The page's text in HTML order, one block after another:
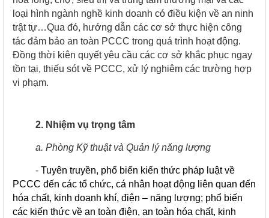
loại hình ngành nghề kinh doanh có điều kiện về an ninh
trật tự…Qua đó, hướng dẫn các cơ sở thực hiện công
tác đảm bảo an toàn PCCC trong quá trình hoạt động.
Đồng thời kiên quyết yêu cầu các cơ sở khắc phục ngay
tồn tại, thiếu sót về PCCC, xử lý nghiêm các trường hợp
vi phạm.
2. Nhiệm vụ trọng tâm
a. Phòng Kỹ thuật và Quản lý năng lượng
- Tuyên truyền, phổ biến kiến thức pháp luật về
PCCC đến các tổ chức, cá nhân hoạt động liên quan đến
hóa chất, kinh doanh khí, điện – năng lượng; phổ biến
các kiến thức về an toàn điện, an toàn hóa chất, kinh